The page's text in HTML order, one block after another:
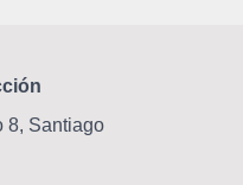
8, Santiago